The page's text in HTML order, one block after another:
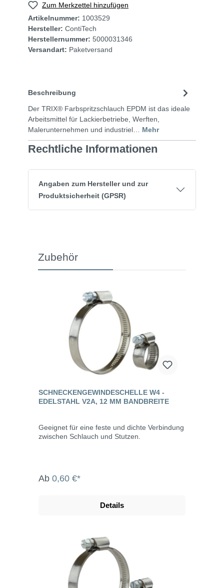
Zum Merkzettel hinzufügen
Artikelnummer: 1003529
Hersteller: ContiTech
Herstellernummer: 5000031346
Versandart: Paketversand
Beschreibung
Der TRIX® Farbspritzschlauch EPDM ist das ideale
Arbeitsmittel für Lackierbetriebe, Werften,
Malerunternehmen und industriel… Mehr
Rechtliche Informationen
Angaben zum Hersteller und zur
Produktsicherheit (GPSR)
Zubehör
SCHNECKENGEWINDESCHELLE W4 -
EDELSTAHL V2A, 12 MM BANDBREITE
Geeignet für eine feste und dichte Verbindung
zwischen Schlauch und Stutzen.
Ab 0,60 €*
Details